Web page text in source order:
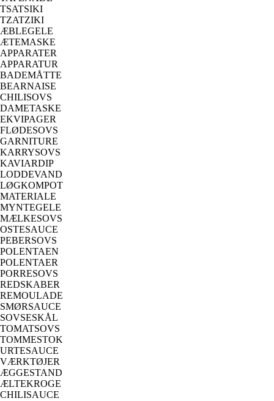
TSATSIKI
TZATZIKI
ÆBLEGELE
ÆTEMASKE
APPARATER
APPARATUR
BADEMÅTTE
BEARNAISE
CHILISOVS
DAMETASKE
EKVIPAGER
FLØDESOVS
GARNITURE
KARRYSOVS
KAVIARDIP
LODDEVAND
LØGKOMPOT
MATERIALE
MYNTEGELE
MÆLKESOVS
OSTESAUCE
PEBERSOVS
POLENTAEN
POLENTAER
PORRESOVS
REDSKABER
REMOULADE
SMØRSAUCE
SOVSESKÅL
TOMATSOVS
TOMMESTOK
URTESAUCE
VÆRKTØJER
ÆGGESTAND
ÆLTEKROGE
CHILISAUCE